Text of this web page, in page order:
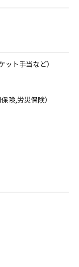
ト手当など）
険,労災保険）